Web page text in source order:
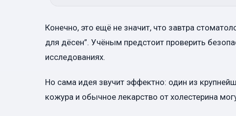
Конечно, это ещё не значит, что завтра
для дёсен”. Учёным предстоит проверить
исследованиях.
Но сама идея звучит эффектно: один из
кожура и обычное лекарство от холестерина